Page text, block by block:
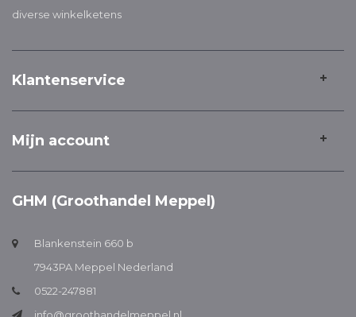
diverse winkelketens
Klantenservice
Mijn account
GHM (Groothandel Meppel)
Blankenstein 660 b
7943PA Meppel Nederland
0522-247881